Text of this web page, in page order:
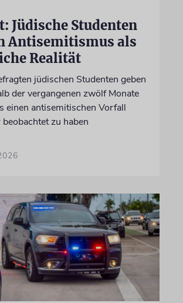
Jüdische Studenten
Antisemitismus als
Realität
jüdischen Studenten geben
der vergangenen zwölf Monate
einen antisemitischen Vorfall
zu haben